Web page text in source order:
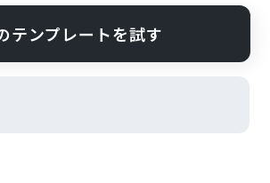
テンプレートを試す